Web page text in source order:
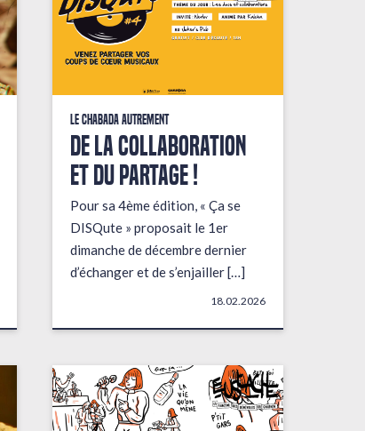
Le Chabada autrement
De la collaboration
et du partage !
Pour sa 4ème édition, « Ça se
DISQute » proposait le 1er
dimanche de décembre dernier
d’échanger et de s’enjailler […]
18.02.2026